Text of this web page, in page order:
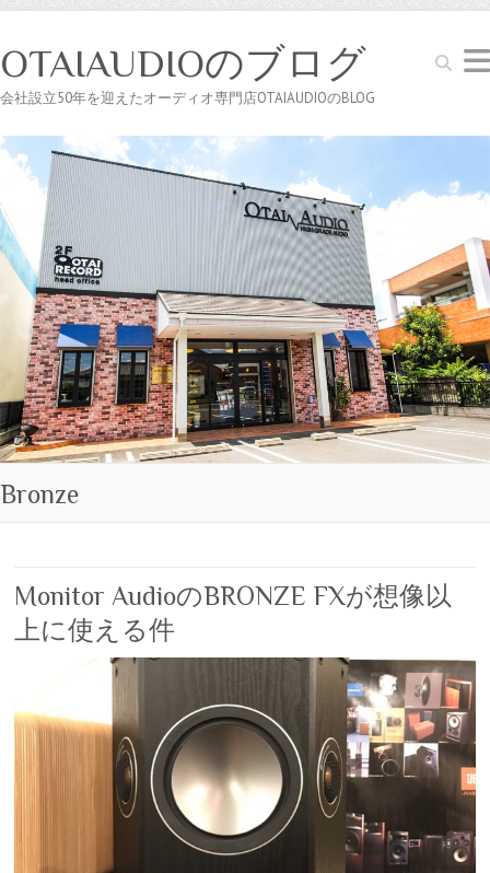
Search
OTAIAUDIOのブログ
会社設立50年を迎えたオーディオ専門店OTAIAUDIOのBLOG
Bronze
Monitor AudioのBRONZE FXが想像以
上に使える件